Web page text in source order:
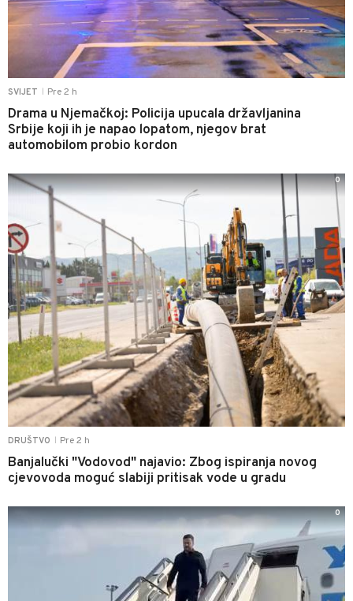
SVIJET Pre 2 h
Drama u Njemačkoj: Policija upucala državljanina
Srbije koji ih je napao lopatom, njegov brat
automobilom probio kordon
DRUŠTVO Pre 2 h
Banjalučki "Vodovod" najavio: Zbog ispiranja novog
cjevovoda moguć slabiji pritisak vode u gradu
0
0